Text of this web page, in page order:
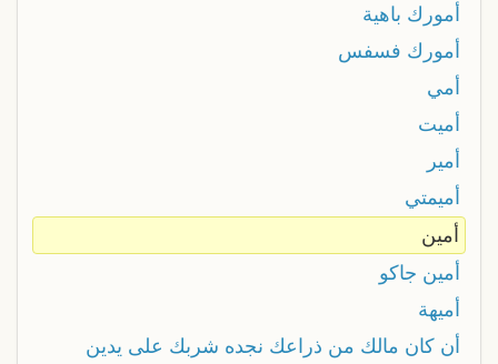
أمورك باهية
أمورك فسفس
أمي
أميت
أمير
أميمتي
أمين
أمين جاكو
أميهة
أن كان مالك من ذراعك نجده شربك على يدين